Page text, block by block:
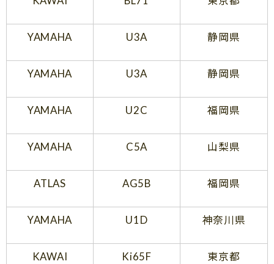
YAMAHA U3A 静岡県
YAMAHA U3A 静岡県
YAMAHA U2C 福岡県
YAMAHA C5A 山梨県
ATLAS AG5B 福岡県
YAMAHA U1D 神奈川県
KAWAI Ki65F 東京都